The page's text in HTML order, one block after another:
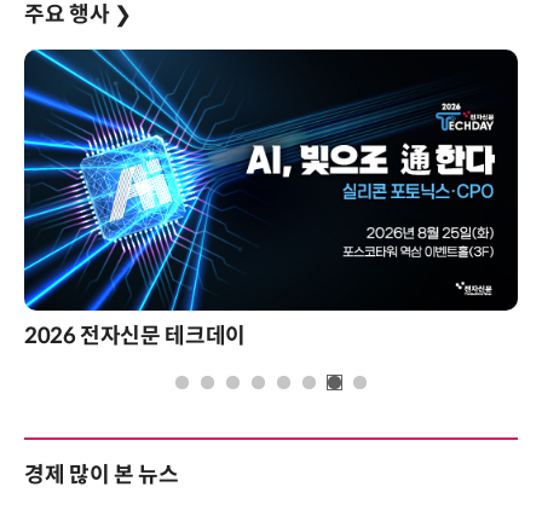
주요 행사 ❯
테크데이
경제 많이 본 뉴스